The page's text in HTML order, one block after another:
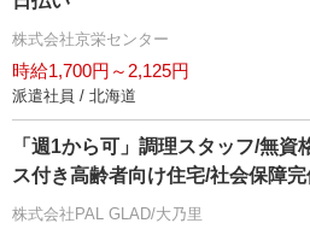
株式会社京栄センター
時給1,700円～2,125円
派遣社員 / 北海道
「週1から可」調理スタッフ/無
ス付き高齢者向け住宅/社会保障完
株式会社PAL GLAD/大乃里